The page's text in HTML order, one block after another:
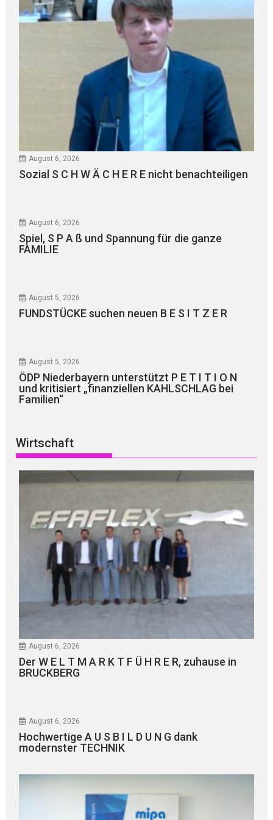
August 6, 2026
Sozial S C H W Ä C H E R E nicht benachteiligen
August 6, 2026
Spiel, S P A ß und Spannung für die ganze
FAMILIE
August 5, 2026
FUNDSTÜCKE suchen neuen B E S I T Z E R
August 5, 2026
ÖDP Niederbayern unterstützt P E T I T I O N
und kritisiert „finanziellen KAHLSCHLAG bei
Familien“
Wirtschaft
August 6, 2026
Der W E L T M A R K T F Ü H R E R, zuhause in
BRUCKBERG
August 6, 2026
Hochwertige A U S B I L D U N G dank
modernster TECHNIK